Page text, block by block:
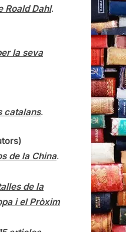
Roald Dahl.
la seva
catalans.
de la China.
de la
i el Pròxim